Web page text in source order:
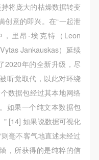
持将庞大的枯燥数据转变
创意的即兴。在“一起泄
里昂·埃克特（Leon
Jankauskas）延续
2020年的全新升级，尽
听觉取代，以此对环绕
数据包经过其本地网络
如果一个纯文本数据包
" [14] 如果说数据可视化
毫不客气地直述未经过
，所获得的是纯粹的信